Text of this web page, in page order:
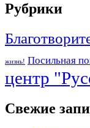
Рубрики
жизнь! Посильная
центр
Свежие